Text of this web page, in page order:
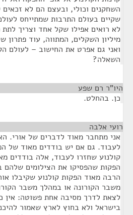
השחקנים וכולי, ובעצם הם לא
שקיים בעולם התרבות שמתייחס
ואני גם אפרט את החישוב – לעולם
השאלה?
היו"ר רם שפע
כן. בהחלט.
רועי אלבה
אני מתחבר מאוד לדברים של אורי.
לעבוד. גם אם יש בודדים מאוד של
קולנוע שחזרו לעבוד, אלה בודדים
הפקות שהפסיקו את הצילומים
הרבה מאוד הפקות קולנוע שקיבלו
משבר הקורונה או במהלך משבר
לצאת לדרך מסיבה אחת פשוטה: אין
בישראל ולא בחוץ לארץ שאמור